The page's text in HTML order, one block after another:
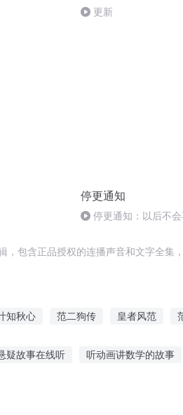
更新
停更通知
停更通知：以后不
谢支持~2016.12.08
包含正品授权的连播声音和文字全集
知秋心 范二狗传 皇者风范
疑故事在线听 听动画讲数学的故事